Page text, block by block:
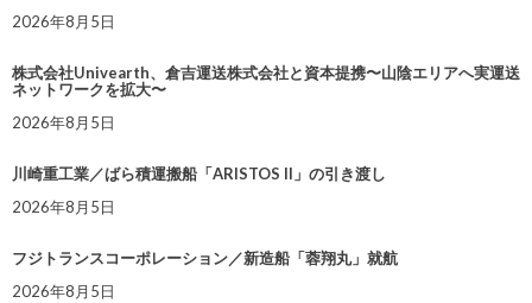
2026年8月5日
株式会社Univearth、倉吉運送株式会社と資本提携〜山陰エリアへ実運送
ネットワークを拡大〜
2026年8月5日
川崎重工業／ばら積運搬船「ARISTOS II」の引き渡し
2026年8月5日
フジトランスコーポレーション／新造船「蓉翔丸」就航
2026年8月5日